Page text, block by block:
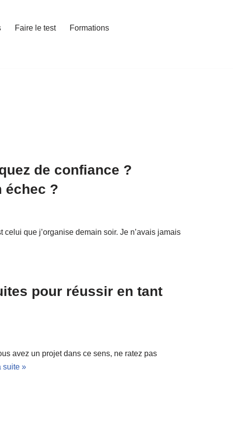
Faire le test
Formations
de confiance ?
échec ?
que j’organise demain soir. Je n’avais jamais
pour réussir en tant
avez un projet dans ce sens, ne ratez pas
suite »